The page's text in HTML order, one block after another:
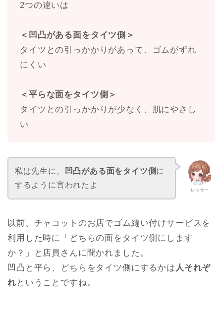
2つの違いは
＜凹凸がある面をタイツ側＞
タイツとの引っかかりがあって、ゴムがずれ
にくい
＜平らな面をタイツ側＞
タイツとの引っかかりが少なく、肌にやさし
い
レッサー
私は先生に、 凹凸がある面をタイツ側 に
するように言われたよ
以前、チャコットのお店でゴム縫い付けサービスを
利用した時に「どちらの面をタイツ側にします
か？」と店員さんに聞かれました。
凹凸と平ら、どちらをタイツ側にするかは 人それぞ
れ ということですね。